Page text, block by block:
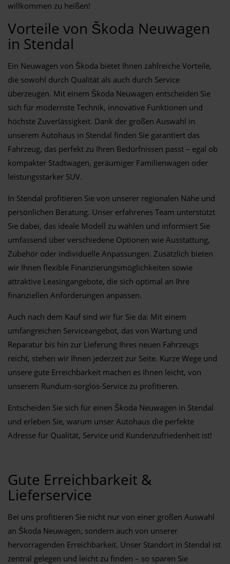
willkommen zu heißen!
Vorteile von Škoda Neuwagen
in Stendal
Ein Neuwagen von Škoda bietet Ihnen zahlreiche Vorteile,
die sowohl durch Qualität als auch durch Service
überzeugen. Mit einem Škoda Neuwagen entscheiden Sie
sich für modernste Technik, innovative Funktionen und
höchste Zuverlässigkeit. Dank der großen Auswahl in
unserem Autohaus in Stendal finden Sie garantiert das
Fahrzeug, das perfekt zu Ihren Bedürfnissen passt – egal ob
kompakter Stadtwagen, geräumiger Familienwagen oder
leistungsstarker SUV.
In Stendal profitieren Sie von unserer regionalen Nähe und
persönlichen Beratung. Unser erfahrenes Team unterstützt
Sie dabei, das ideale Modell zu wählen und informiert Sie
umfassend über verschiedene Optionen wie Ausstattung,
Zubehör oder individuelle Anpassungen. Zusätzlich bieten
wir Ihnen flexible Finanzierungsmöglichkeiten sowie
attraktive Leasingangebote, die sich optimal an Ihre
finanziellen Anforderungen anpassen.
Auch nach dem Kauf sind wir für Sie da: Mit einem
umfangreichen Serviceangebot, das von Wartung und
Reparatur bis hin zur Lieferung Ihres neuen Fahrzeugs
reicht, stehen wir Ihnen jederzeit zur Seite. Kurze Wege und
unsere gute Erreichbarkeit machen es Ihnen leicht, von
unserem Rundum-sorglos-Service zu profitieren.
Entscheiden Sie sich für einen Škoda Neuwagen in Stendal
und erleben Sie, warum unser Autohaus die perfekte
Adresse für Qualität, Service und Kundenzufriedenheit ist!
Gute Erreichbarkeit &
Lieferservice
Bei uns profitieren Sie nicht nur von einer großen Auswahl
an Škoda Neuwagen, sondern auch von unserer
hervorragenden Erreichbarkeit. Unser Standort in Stendal ist
zentral gelegen und leicht zu finden – so sparen Sie